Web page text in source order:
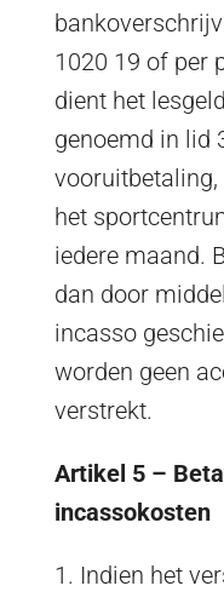
1020 19 of per
dient het
genoemd in lid
het
iedere maand.
dan door
incasso
worden geen
verstrekt.
Artikel 5 –
incassokosten
1. Indien het